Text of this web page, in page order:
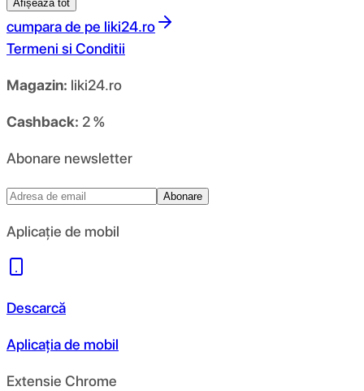
Afișează tot
cumpara de pe liki24.ro
Termeni si Conditii
Magazin: liki24.ro
Cashback: 2 %
Abonare newsletter
Abonare
Aplicație de mobil
Descarcă
Aplicația de mobil
Extensie Chrome